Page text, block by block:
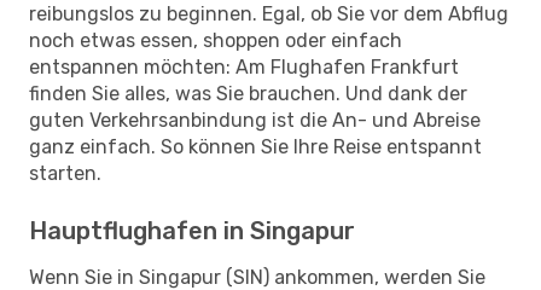
reibungslos zu beginnen. Egal, ob Sie vor dem Abflug
noch etwas essen, shoppen oder einfach
entspannen möchten: Am Flughafen Frankfurt
finden Sie alles, was Sie brauchen. Und dank der
guten Verkehrsanbindung ist die An- und Abreise
ganz einfach. So können Sie Ihre Reise entspannt
starten.
Hauptflughafen in Singapur
Wenn Sie in Singapur (SIN) ankommen, werden Sie